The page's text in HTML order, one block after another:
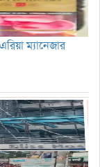
ম্যানেজার